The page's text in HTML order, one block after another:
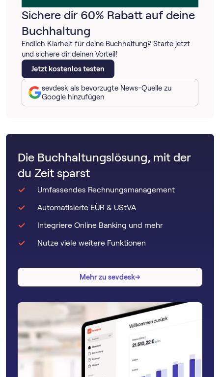
Sichere dir 60% Rabatt auf deine
Buchhaltung
Endlich Klarheit für deine Buchhaltung? Starte jetzt
und sichere dir deinen Vorteil!
Jetzt kostenlos testen
sevdesk als bevorzugte News-Quelle zu
Google hinzufügen
Die Buchhaltungslösung, mit der
du Zeit sparst
Umfassendes Rechnungsmanagement
Automatisierte EÜR & UStVA
Integriere Online Banking und mehr
Nutze viele weitere Funktionen
Mehr zu sevdesk→
→